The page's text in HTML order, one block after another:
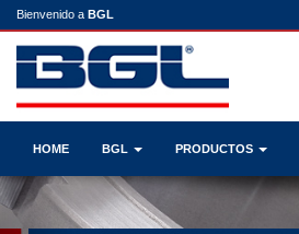
Bienvenido a BGL
HOME BGL PRODUCTOS
Previous